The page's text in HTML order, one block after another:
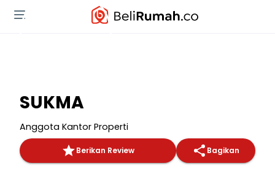
SUKMA
Anggota Kantor Properti
Berikan Review Bagikan